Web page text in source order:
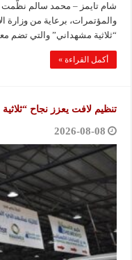
شام تايمز – محمد سالم نظّمت
والمؤتمرات، برعاية من وزارة
“ثلاثية مشهداني” والتي
أكمل القراءة »
تنظيم لافت يعزز نجاح
2026-08-08